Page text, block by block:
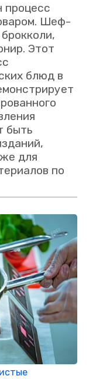
процесс
Шеф-
Этот
блюд в
быть
для
по